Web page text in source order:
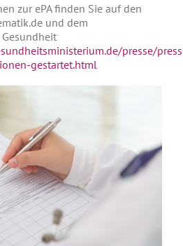
zur ePA finden Sie auf den
und dem
presse/
gestartet.html